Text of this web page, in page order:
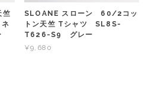
竺
SLOANE スローン 60/2コッ
トン天竺 Tシャツ SL8S-
T626-S9 グレー
¥9,680